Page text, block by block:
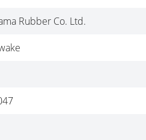
Rubber Co. Ltd.